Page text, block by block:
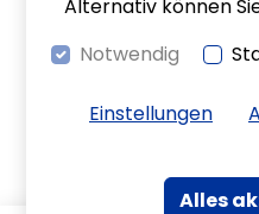
Alternativ können
Notwendig
Einstellungen
Alles